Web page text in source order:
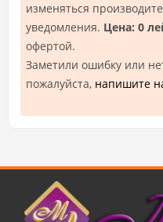
изменяться
уведомления. Цена: 0
офертой.
Заметили ошибку или
пожалуйста, напишите